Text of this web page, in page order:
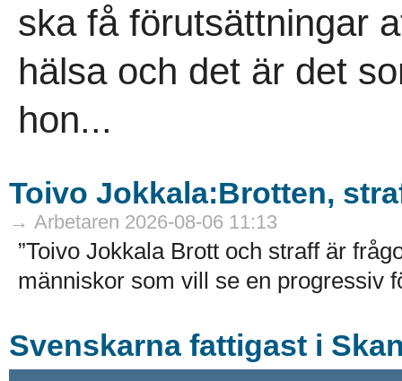
ska få förutsättningar
hälsa och det är det
hon...
Toivo Jokkala:Brotten,
→ Arbetaren 2026-08-06 11:13
”Toivo Jokkala Brott och straff är
människor som vill se en progressiv
Svenskarna fattigast i